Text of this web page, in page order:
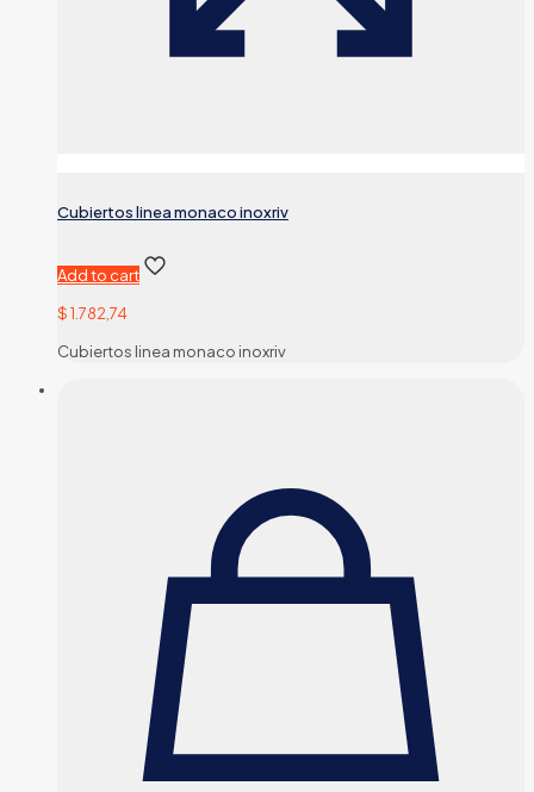
Cubiertos linea monaco inoxriv
Add to cart
$1.782,74
Cubiertos linea monaco inoxriv